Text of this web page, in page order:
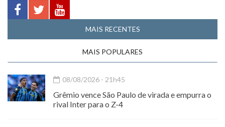
MAIS RECENTES
MAIS POPULARES
08/08/2026 - 21h45
Grêmio vence São Paulo de virada e empurra o
rival Inter para o Z-4